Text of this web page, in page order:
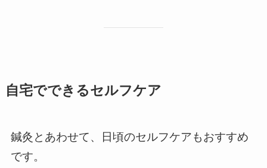
自宅でできるセルフケア
鍼灸とあわせて、日頃のセルフケアもおすすめ
です。